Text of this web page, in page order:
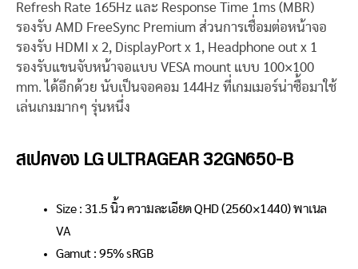
Refresh Rate 165Hz และ Response Time 1ms (MBR)
รองรับ AMD FreeSync Premium ส่วนการเชื่อมต่อหน้าจอ
รองรับ HDMI x 2, DisplayPort x 1, Headphone out x 1
รองรับแขนจับหน้าจอแบบ VESA mount แบบ 100×100
mm. ได้อีกด้วย นับเป็นจอคอม 144Hz ที่เกมเมอร์น่าซื้อมาใช้
เล่นเกมมากๆ รุ่นหนึ่ง
สเปคของ LG ULTRAGEAR 32GN650-B
Size : 31.5 นิ้ว ความละเอียด QHD (2560×1440) พาเนล
VA
Gamut : 95% sRGB